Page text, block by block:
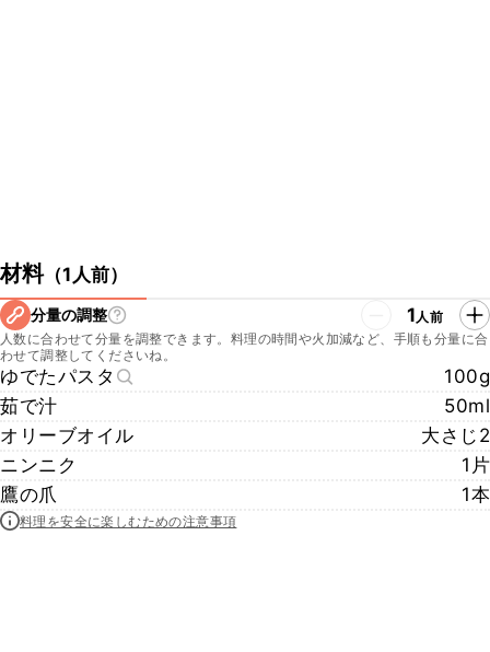
材料（1人前）
分量の調整 1人前
人数に合わせて分量を調整できます。料理の時間や火加減など、手順も分量に合
わせて調整してくださいね。
ゆでたパスタ
100g
茹で汁
50ml
オリーブオイル
大さじ2
ニンニク
1片
鷹の爪
1本
料理を安全に楽しむための注意事項